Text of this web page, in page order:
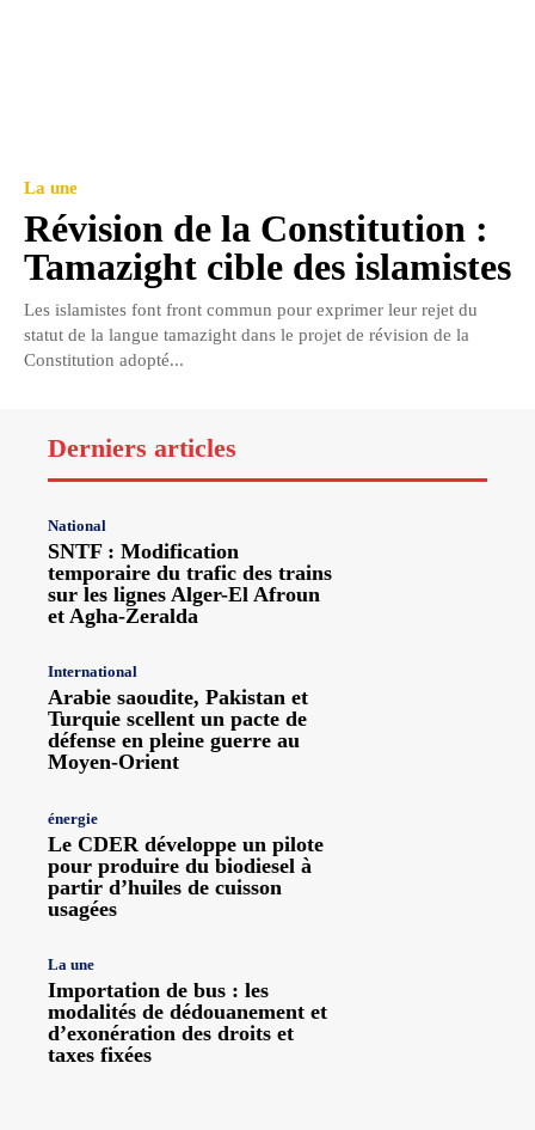
La une
Révision de la Constitution :
Tamazight cible des islamistes
Les islamistes font front commun pour exprimer leur rejet du
statut de la langue tamazight dans le projet de révision de la
Constitution adopté...
Derniers articles
National
SNTF : Modification
temporaire du trafic des trains
sur les lignes Alger-El Afroun
et Agha-Zeralda
International
Arabie saoudite, Pakistan et
Turquie scellent un pacte de
défense en pleine guerre au
Moyen-Orient
énergie
Le CDER développe un pilote
pour produire du biodiesel à
partir d’huiles de cuisson
usagées
La une
Importation de bus : les
modalités de dédouanement et
d’exonération des droits et
taxes fixées